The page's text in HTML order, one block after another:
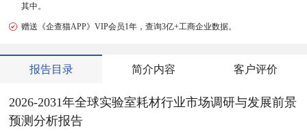
其中。
赠送《企查猫APP》VIP会员1年，查询3亿+工商企业数据。
报告目录 简介内容 客户评价
2026-2031年全球实验室耗材行业市场调研与发展前景
预测分析报告